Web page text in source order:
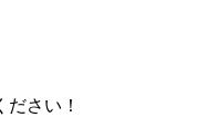
さい！